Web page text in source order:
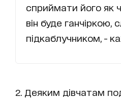
сприймати його як
він буде ганчіркою,
підкаблучником, -
2. Деяким дівчатам